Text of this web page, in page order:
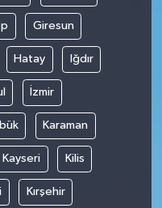
Giresun
Hatay Iğdır
İzmir
Karaman
Kayseri Kilis
Kırşehir